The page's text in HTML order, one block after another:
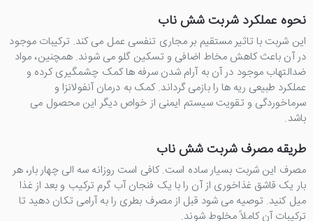
نحوه عملکرد شربت شش ناب
این شربت با تاثیر مستقیم بر مجاری تنفسی عمل می کند. ترکیبات موجود
در آن باعث کاهش مخاط اضافی و تسکین گلو می شوند. همچنین، مواد
ضدالتهاب موجود در آن به آرام شدن سرفه ها کمک چشمگیری کرده و
عملکرد طبیعی ریه ها را بازمی گرداند. کمک به درمان آنفولانزا و
سرماخوردگی و تقویت سیستم ایمنی از خواص دیگر این محصول می
باشد.
طریقه مصرف شربت شش ناب
مصرف این شربت بسیار ساده است. کافی است روزانه سه الی چهار بار، هر
بار یک قاشق غذاخوری از آن را با یک فنجان آب گرم ترکیب و بعد از غذا
میل کنید. توصیه می شود قبل از مصرف بطری را به آرامی تکان دهید تا
ترکیبات آن کاملاً مخلوط شوند.